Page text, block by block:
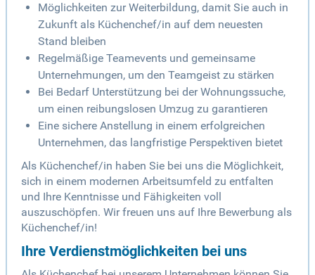
Möglichkeiten zur Weiterbildung, damit Sie auch in
Zukunft als Küchenchef/in auf dem neuesten
Stand bleiben
Regelmäßige Teamevents und gemeinsame
Unternehmungen, um den Teamgeist zu stärken
Bei Bedarf Unterstützung bei der Wohnungssuche,
um einen reibungslosen Umzug zu garantieren
Eine sichere Anstellung in einem erfolgreichen
Unternehmen, das langfristige Perspektiven bietet
Als Küchenchef/in haben Sie bei uns die Möglichkeit,
sich in einem modernen Arbeitsumfeld zu entfalten
und Ihre Kenntnisse und Fähigkeiten voll
auszuschöpfen. Wir freuen uns auf Ihre Bewerbung als
Küchenchef/in!
Ihre Verdienstmöglichkeiten bei uns